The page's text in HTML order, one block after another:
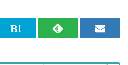
る
は
RSS
メ